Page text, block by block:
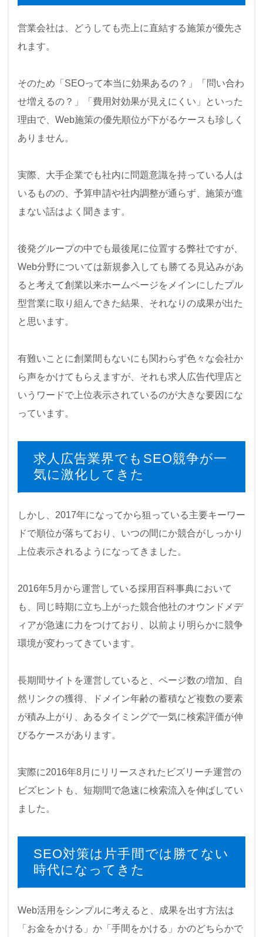
営業会社は、どうしても売上に直結する施策が優先さ
れます。
そのため「SEOって本当に効果あるの？」「問い合わ
せ増えるの？」「費用対効果が見えにくい」といった
理由で、Web施策の優先順位が下がるケースも珍しく
ありません。
実際、大手企業でも社内に問題意識を持っている人は
いるものの、予算申請や社内調整が通らず、施策が進
まない話はよく聞きます。
後発グループの中でも最後尾に位置する弊社ですが、
Web分野については新規参入しても勝てる見込みがあ
ると考えて創業以来ホームページをメインにしたプル
型営業に取り組んできた結果、それなりの成果が出た
と思います。
有難いことに創業間もないにも関わらず色々な会社か
ら声をかけてもらえますが、それも求人広告代理店と
いうワードで上位表示されているのが大きな要因にな
っています。
求人広告業界でもSEO競争が一
気に激化してきた
しかし、2017年になってから狙っている主要キーワー
ドで順位が落ちており、いつの間にか競合がしっかり
上位表示されるようになってきました。
2016年5月から運営している採用百科事典において
も、同じ時期に立ち上がった競合他社のオウンドメデ
ィアが急速に力をつけており、以前より明らかに競争
環境が変わってきています。
長期間サイトを運営していると、ページ数の増加、自
然リンクの獲得、ドメイン年齢の蓄積など複数の要素
が積み上がり、あるタイミングで一気に検索評価が伸
びるケースがあります。
実際に2016年8月にリリースされたビズリーチ運営の
ビズヒントも、短期間で急速に検索流入を伸ばしてい
ました。
SEO対策は片手間では勝てない
時代になってきた
Web活用をシンプルに考えると、成果を出す方法は
「お金をかける」か「手間をかける」かのどちらかで